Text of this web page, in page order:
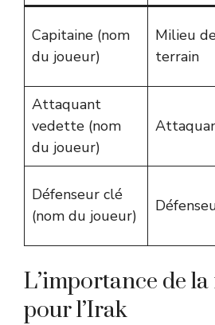
Capitaine (nom
du joueur)
Milieu
terrain
Attaquant
vedette (nom
du joueur)
Défenseur clé
(nom du joueur)
L’importance de
pour l’Irak